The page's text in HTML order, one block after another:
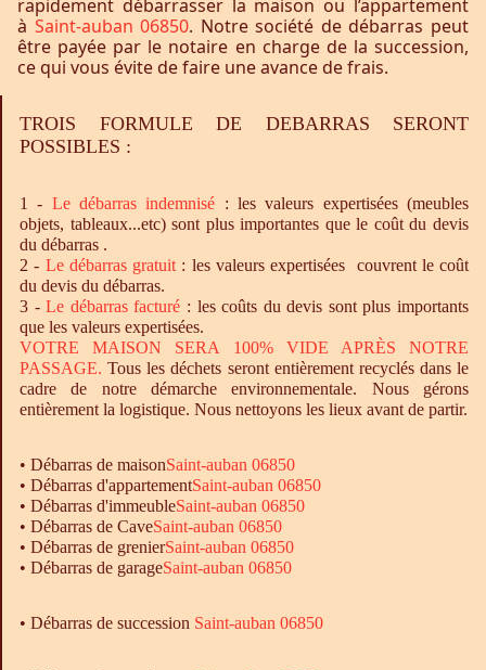
rapidement débarrasser la maison ou l’appartement
à Saint-auban 06850. Notre société de débarras peut
être payée par le notaire en charge de la succession,
ce qui vous évite de faire une avance de frais.
TROIS FORMULE DE DEBARRAS SERONT
POSSIBLES :
1 - Ledébarras indemnisé : les valeurs expertisées (meubles
objets, tableaux...etc) sont plus importantes que le coût du devis
du débarras .
2 - Le débarrasgratuit : les valeurs expertisées couvrent le coût
du devis du débarras.
3 -Le débarrasfacturé : les coûts du devis sont plus importants
que les valeurs expertisées.
VOTRE MAISON SERA 100% VIDE APRÈS NOTRE
PASSAGE. Tous les déchets seront entièrement recyclés dans le
cadre de notre démarche environnementale. Nous gérons
entièrement la logistique. Nous nettoyons les lieux avant de partir.
• Débarras de maisonSaint-auban 06850
• Débarras d'appartementSaint-auban 06850
• Débarras d'immeubleSaint-auban 06850
• Débarras de CaveSaint-auban 06850
• Débarras de grenierSaint-auban 06850
• Débarras de garageSaint-auban 06850
• Débarras de succession Saint-auban 06850